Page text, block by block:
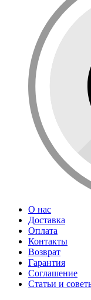
О нас
Доставка
Оплата
Контакты
Возврат
Гарантия
Соглашение
Статьи и